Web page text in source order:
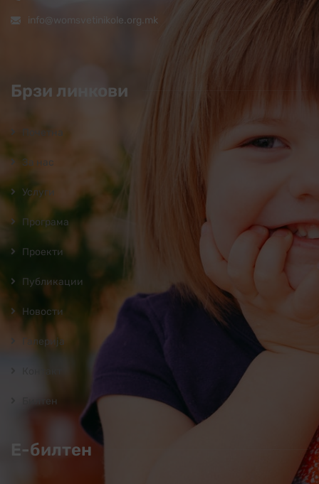
info@womsvetinikole.org.mk
Брзи линкови
Почетна
За нас
Услуги
Програмa
Проекти
Публикации
Новости
Галерија
Билтен
Е-билтен